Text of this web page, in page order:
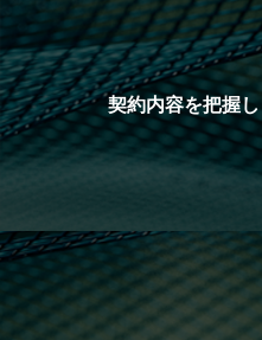
契約内容を把握